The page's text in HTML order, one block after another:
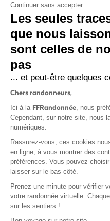
Politique
Continuer sans accepter
Les seules
que nous
sont celles de
pas
... et peut-être quelques
Chers randonneurs,
Ici à la FFRandonnée, nous
Cependant, sur notre site, nous
numériques.
Rassurez-vous, ces cookies
en ligne, à vous montrer des
préférences. Vous pouvez
laisser sur le bas-côté.
Prenez une minute pour vérifier
votre randonnée virtuelle.
sur les sentiers !